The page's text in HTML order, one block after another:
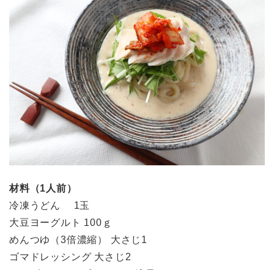
材料（1人前）
冷凍うどん 1玉
大豆ヨーグルト 100ｇ
めんつゆ（3倍濃縮） 大さじ1
ゴマドレッシング 大さじ2